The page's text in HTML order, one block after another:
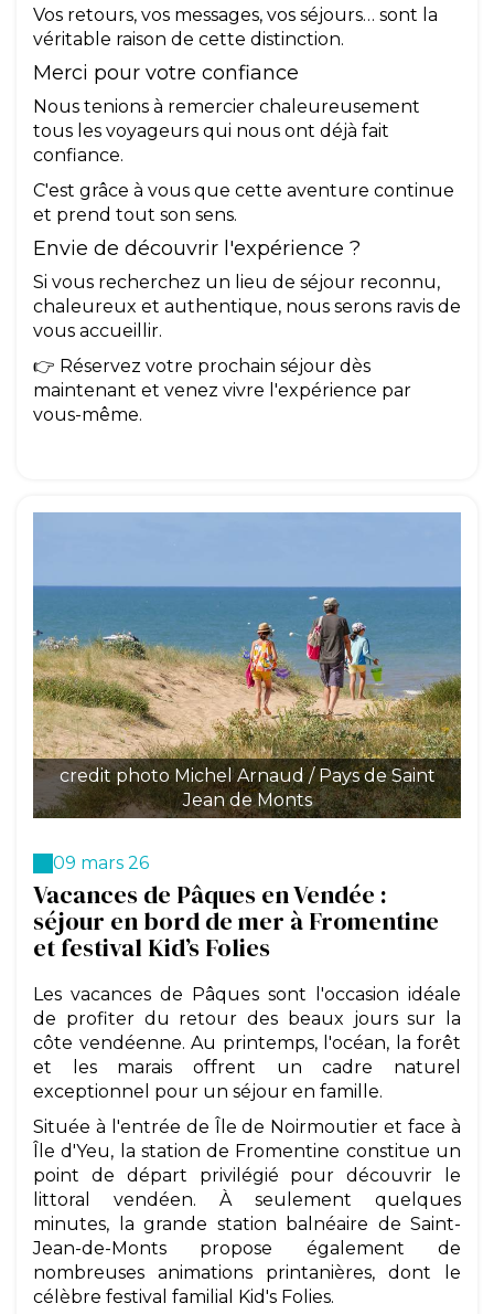
Vos retours, vos messages, vos séjours… sont la
véritable raison de cette distinction.
Merci pour votre confiance
Nous tenions à remercier chaleureusement
tous les voyageurs qui nous ont déjà fait
confiance.
C'est grâce à vous que cette aventure continue
et prend tout son sens.
Envie de découvrir l'expérience ?
Si vous recherchez un lieu de séjour reconnu,
chaleureux et authentique, nous serons ravis de
vous accueillir.
👉 Réservez votre prochain séjour dès
maintenant et venez vivre l'expérience par
vous-même.
credit photo Michel Arnaud / Pays de Saint
Jean de Monts
09 mars 26
Vacances de Pâques en Vendée :
séjour en bord de mer à Fromentine
et festival Kid’s Folies
Les vacances de Pâques sont l'occasion idéale
de profiter du retour des beaux jours sur la
côte vendéenne. Au printemps, l'océan, la forêt
et les marais offrent un cadre naturel
exceptionnel pour un séjour en famille.
Située à l'entrée de Île de Noirmoutier et face à
Île d'Yeu, la station de Fromentine constitue un
point de départ privilégié pour découvrir le
littoral vendéen. À seulement quelques
minutes, la grande station balnéaire de Saint-
Jean-de-Monts propose également de
nombreuses animations printanières, dont le
célèbre festival familial Kid's Folies.